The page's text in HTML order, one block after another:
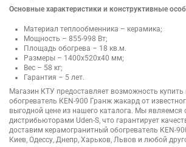
Основные характеристики и конструктивные
Материал теплообменника – керамика;
Мощность – 855-998 Вт;
Площадь обогрева – 18 кв.м.
Размеры – 1400х520х40 мм;
Вес – 58 кг;
Гарантия – 5 лет.
Магазин КТУ предоставляет возможность
обогреватель КЕN-900 Гранж жакард от
выгодной цене из нашего каталога. Мы
дистрибьюторами Uden-S, что гарантирует
доставим керамогранитный обогреватель КЕN-
Киев, Одессу, Днепр, Харьков, Львов и любой